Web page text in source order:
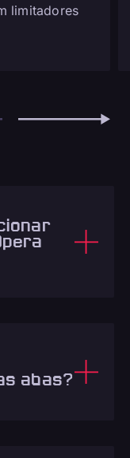
limitadores
abas?